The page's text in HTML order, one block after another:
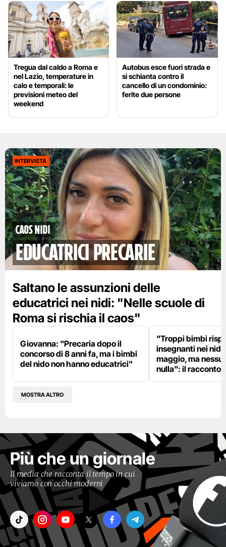
Tregua dal caldo a Roma e
nel Lazio, temperature in
calo e temporali: le
previsioni meteo del
weekend
Autobus esce fuori strada e
si schianta contro il
cancello di un condominio:
ferite due persone
INTERVISTA
Caos nidi
educatrici precarie
Saltano le assunzioni delle
educatrici nei nidi: "Nelle scuole di
Roma si rischia il caos"
Giovanna: "Precaria dopo il
concorso di 8 anni fa, ma i bimbi
del nido non hanno educatrici"
"Troppi bimbi
insegnanti nei
maggio, ma
nulla": il racconto
MOSTRA ALTRO
Più che un giornale
Il media che racconta il tempo in cui
viviamo con occhi moderni